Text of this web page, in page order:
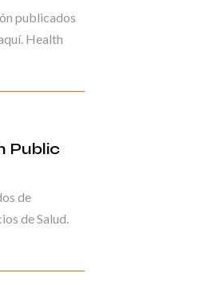
publicados
Health
Public
de
de Salud.